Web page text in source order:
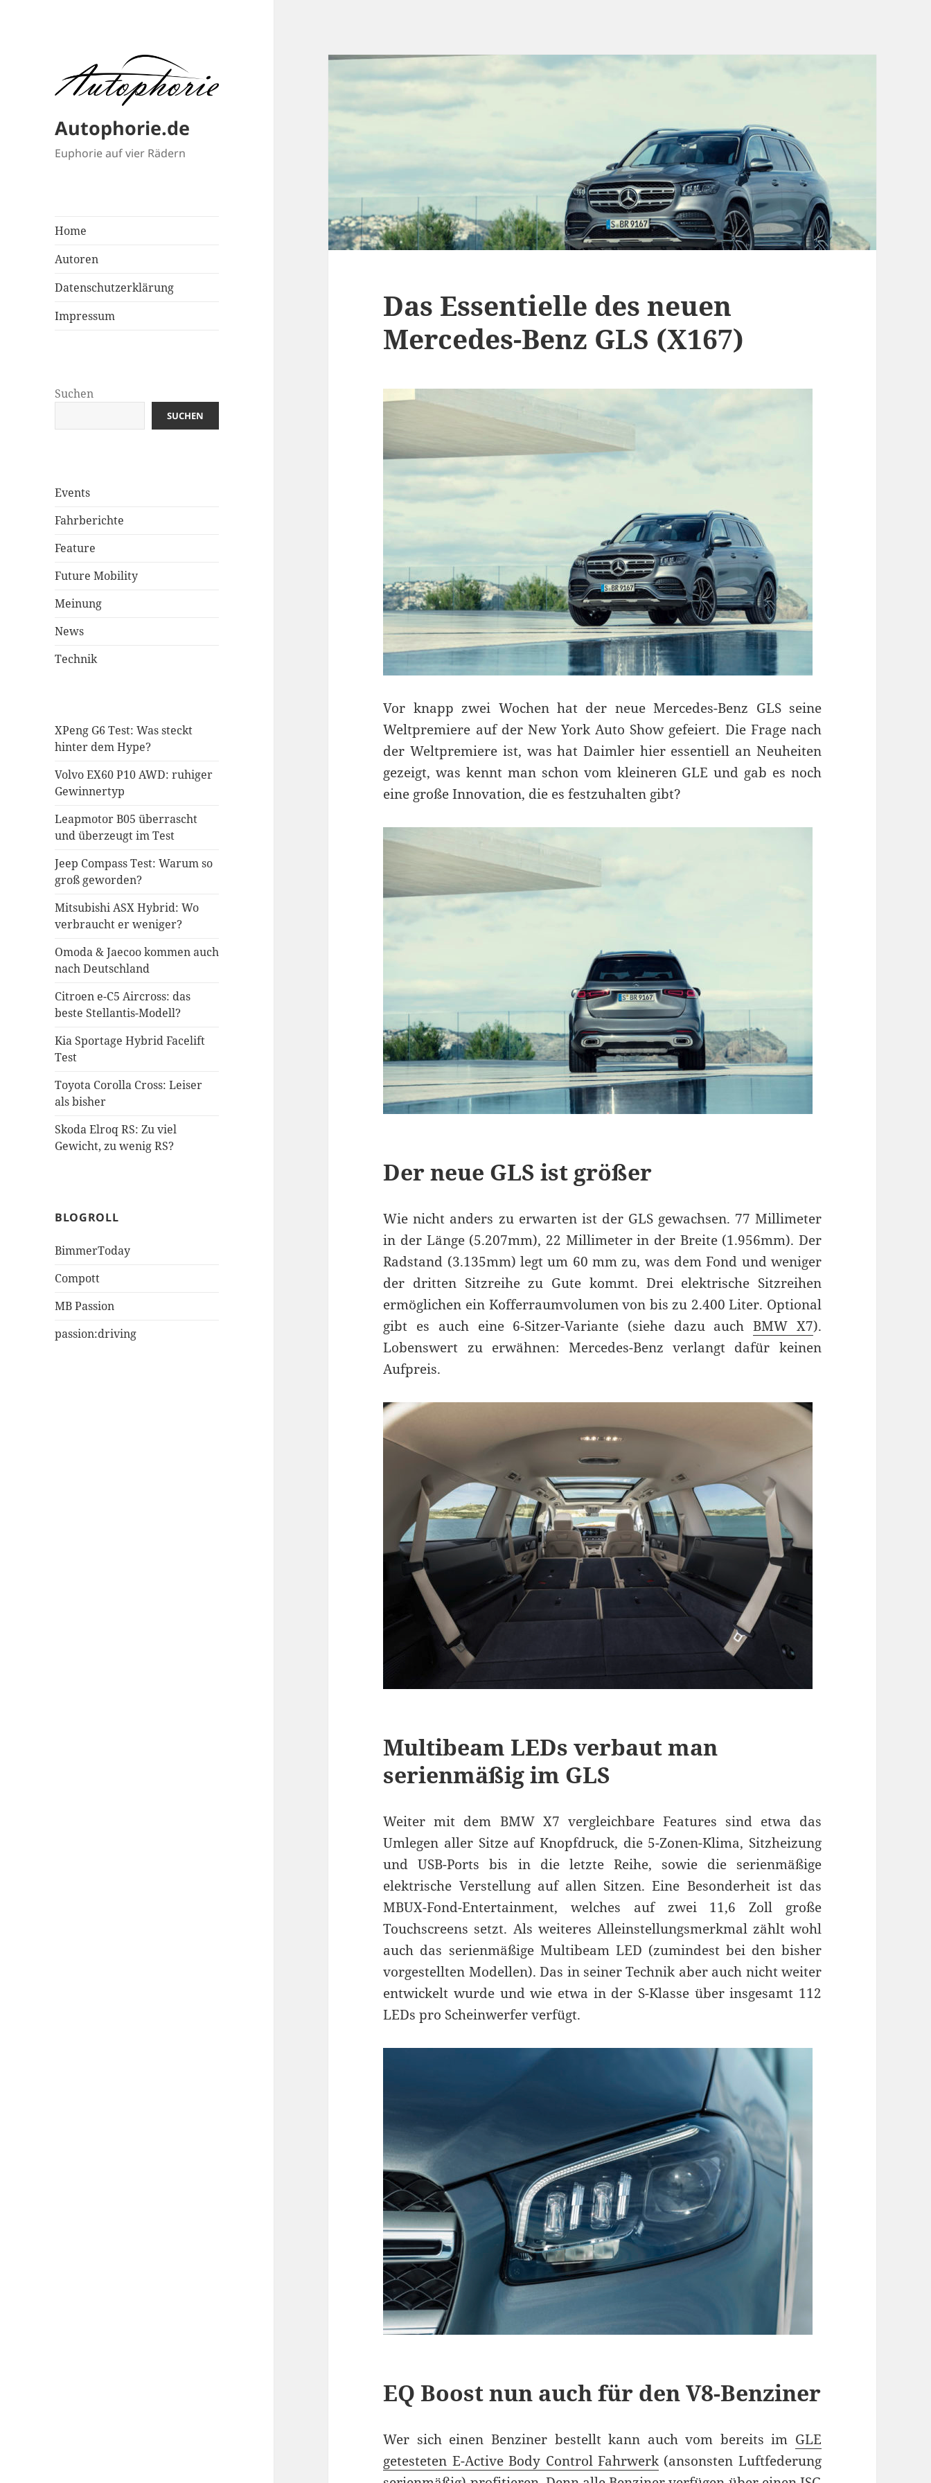
Autophorie.de
Euphorie auf vier Rädern
Home
Autoren
Datenschutzerklärung
Impressum
Suchen
SUCHEN
Events
Fahrberichte
Feature
Future Mobility
Meinung
News
Technik
XPeng G6 Test: Was steckt
hinter dem Hype?
Volvo EX60 P10 AWD: ruhiger
Gewinnertyp
Leapmotor B05 überrascht
und überzeugt im Test
Jeep Compass Test: Warum so
groß geworden?
Mitsubishi ASX Hybrid: Wo
verbraucht er weniger?
Omoda & Jaecoo kommen auch
nach Deutschland
Citroen e-C5 Aircross: das
beste Stellantis-Modell?
Kia Sportage Hybrid Facelift
Test
Toyota Corolla Cross: Leiser
als bisher
Skoda Elroq RS: Zu viel
Gewicht, zu wenig RS?
BLOGROLL
BimmerToday
Compott
MB Passion
passion:driving
Das Essentielle des neuen
Mercedes-Benz GLS (X167)
Vor knapp zwei Wochen hat der neue Mercedes-Benz GLS seine
Weltpremiere auf der New York Auto Show gefeiert. Die Frage nach
der Weltpremiere ist, was hat Daimler hier essentiell an Neuheiten
gezeigt, was kennt man schon vom kleineren GLE und gab es noch
eine große Innovation, die es festzuhalten gibt?
Der neue GLS ist größer
Wie nicht anders zu erwarten ist der GLS gewachsen. 77 Millimeter
in der Länge (5.207mm), 22 Millimeter in der Breite (1.956mm). Der
Radstand (3.135mm) legt um 60 mm zu, was dem Fond und weniger
der dritten Sitzreihe zu Gute kommt. Drei elektrische Sitzreihen
ermöglichen ein Kofferraumvolumen von bis zu 2.400 Liter. Optional
gibt es auch eine 6-Sitzer-Variante (siehe dazu auchBMW X7).
Lobenswert zu erwähnen: Mercedes-Benz verlangt dafür keinen
Aufpreis.
Multibeam LEDs verbaut man
serienmäßig im GLS
Weiter mit dem BMW X7 vergleichbare Features sind etwa das
Umlegen aller Sitze auf Knopfdruck, die 5-Zonen-Klima, Sitzheizung
und USB-Ports bis in die letzte Reihe, sowie die serienmäßige
elektrische Verstellung auf allen Sitzen. Eine Besonderheit ist das
MBUX-Fond-Entertainment, welches auf zwei 11,6 Zoll große
Touchscreens setzt. Als weiteres Alleinstellungsmerkmal zählt wohl
auch das serienmäßige Multibeam LED (zumindest bei den bisher
vorgestellten Modellen). Das in seiner Technik aber auch nicht weiter
entwickelt wurde und wie etwa in der S-Klasse über insgesamt 112
LEDs pro Scheinwerfer verfügt.
EQ Boost nun auch für den V8-Benziner
Wer sich einen Benziner bestellt kann auch vom bereits im GLE
getesteten E-Active Body Control Fahrwerk (ansonsten Luftfederung